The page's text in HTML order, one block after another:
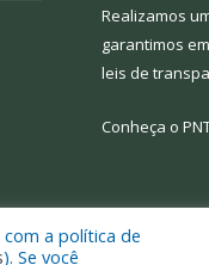
Realizamos
garantimos
leis de
Conheça o
Mapa do Site
a política de
). Se você